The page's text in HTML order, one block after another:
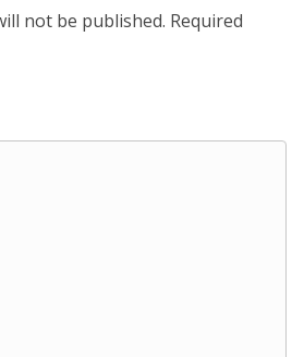
not be published. Required